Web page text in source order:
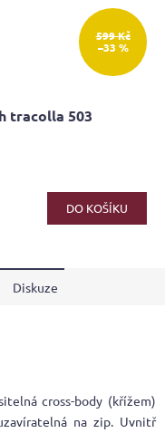
599 Kč
–33 %
tracolla 503
DO KOŠÍKU
Diskuze
cross-body (křížem)
na zip. Uvnitř